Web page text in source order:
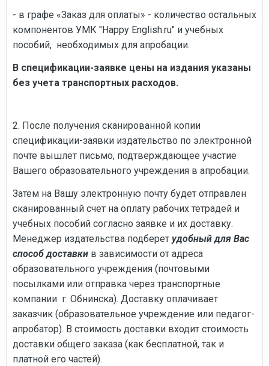
- в графе «Заказ для оплаты» - количество остальных
компонентов УМК "Happy English.ru" и учебных
пособий, необходимых для апробации.
В спецификации-заявке цены на издания указаны
без учета транспортных расходов.
2. После получения сканированной копии
спецификации-заявки издательство по электронной
почте вышлет письмо, подтверждающее участие
Вашего образовательного учреждения в апробации.
Затем на Вашу электронную почту будет отправлен
сканированный счет на оплату рабочих тетрадей и
учебных пособий согласно заявке и их доставку.
Менеджер издательства подберет удобный для Вас
способ доставки в зависимости от адреса
образовательного учреждения (почтовыми
посылками или отправка через транспортные
компании г. Обнинска). Доставку оплачивает
заказчик (образовательное учреждение или педагог-
апробатор). В стоимость доставки входит стоимость
доставки общего заказа (как бесплатной, так и
платной его частей).